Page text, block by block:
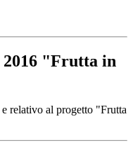
"Frutta in
relativo al progetto "Frutta